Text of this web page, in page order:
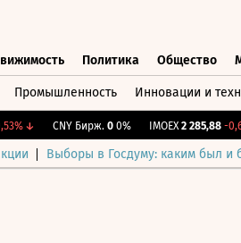
Политика Общество
Промышленность Инновации и
↓ CNY Бирж. 0 0% IMOEX 2 285,88 -
Выборы в Госдуму: каким был и